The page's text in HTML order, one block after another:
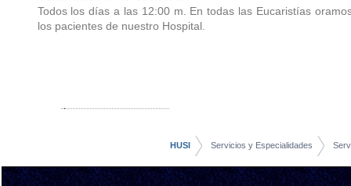
Todos los días a las 12:00 m. En todas las Eucaristías
los pacientes de nuestro Hospital.
HUSI Servicios y Especialidades